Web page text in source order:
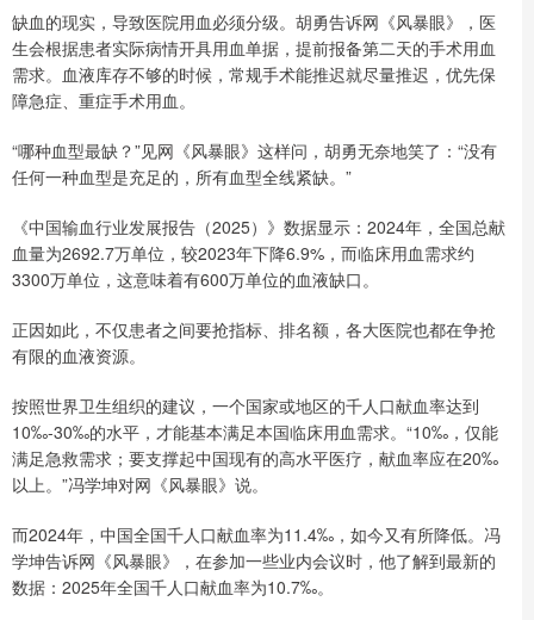
缺血的现实，导致医院用血必须分级。胡勇告诉网《风暴眼》，医
生会根据患者实际病情开具用血单据，提前报备第二天的手术用血
需求。血液库存不够的时候，常规手术能推迟就尽量推迟，优先保
障急症、重症手术用血。
“哪种血型最缺？”见网《风暴眼》这样问，胡勇无奈地笑了：“没有
任何一种血型是充足的，所有血型全线紧缺。”
《中国输血行业发展报告（2025）》数据显示：2024年，全国总献
血量为2692.7万单位，较2023年下降6.9%，而临床用血需求约
3300万单位，这意味着有600万单位的血液缺口。
正因如此，不仅患者之间要抢指标、排名额，各大医院也都在争抢
有限的血液资源。
按照世界卫生组织的建议，一个国家或地区的千人口献血率达到
10‰-30‰的水平，才能基本满足本国临床用血需求。“10‰，仅能
满足急救需求；要支撑起中国现有的高水平医疗，献血率应在20‰
以上。”冯学坤对网《风暴眼》说。
而2024年，中国全国千人口献血率为11.4‰，如今又有所降低。冯
学坤告诉网《风暴眼》，在参加一些业内会议时，他了解到最新的
数据：2025年全国千人口献血率为10.7‰。